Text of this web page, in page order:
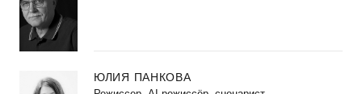
ЮЛИЯ ПАНКОВА